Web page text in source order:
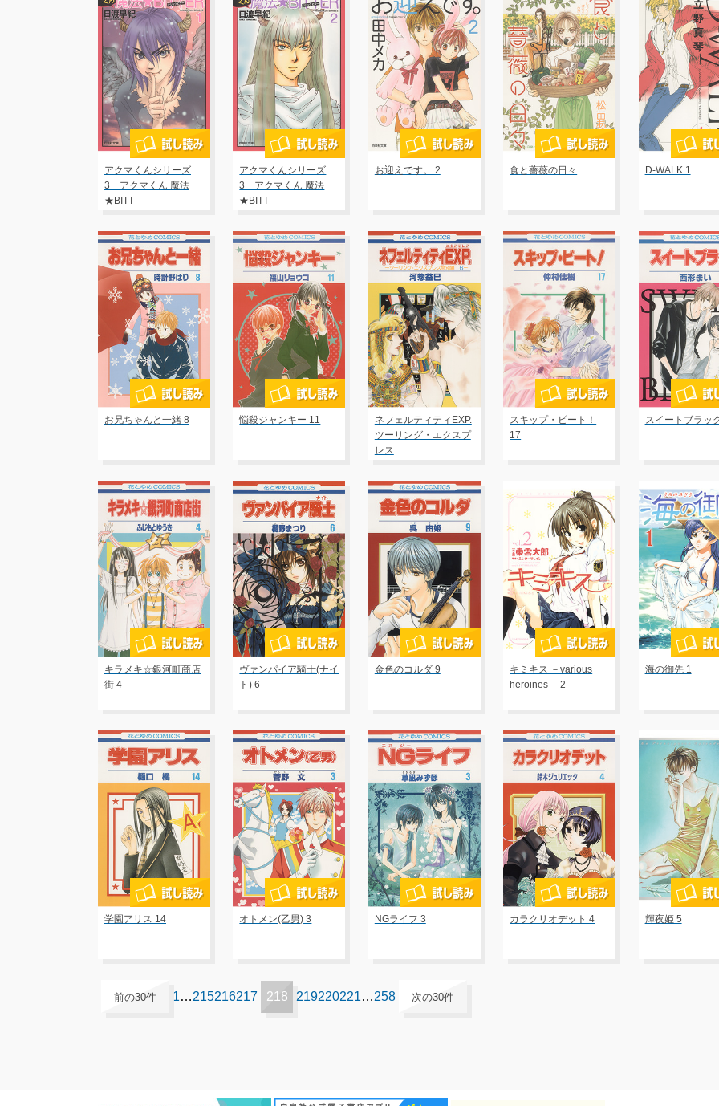
アクマくんシリーズ
3 アクマくん 魔法
★BITT
アクマくんシリーズ
3 アクマくん 魔法
★BITT
お迎えです。 2 食と薔薇の日々 D-WALK 1
お兄ちゃんと一緒 8 悩殺ジャンキー 11
ネフェルティティEXP.
ツーリング・エクスプ
レス
スキップ・ビート！
17
スイートブラッ
キラメキ☆銀河町商店
街 4
ヴァンパイア騎士(ナイ
ト) 6
金色のコルダ 9
キミキス －various
heroines－ 2
海の御先 1
学園アリス 14 オトメン(乙男) 3 NGライフ 3 カラクリオデット 4 輝夜姫 5
前の30件 1…215216217 218 219220221…258 次の30件